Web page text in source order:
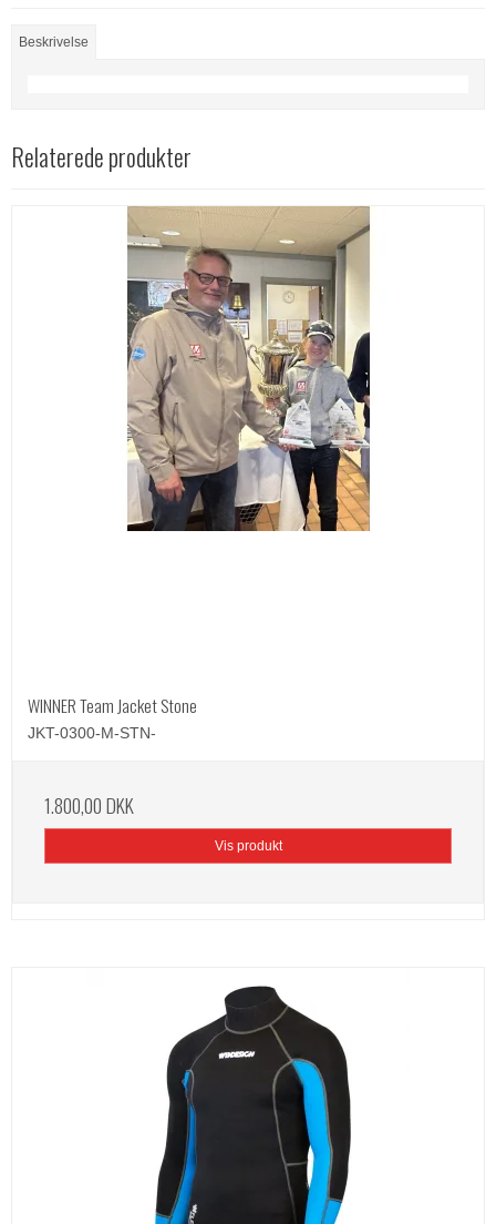
Beskrivelse
Relaterede produkter
WINNER Team Jacket Stone
JKT-0300-M-STN-
1.800,00 DKK
Vis produkt